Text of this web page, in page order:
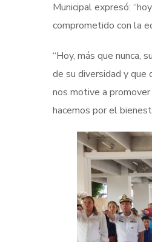
Municipal expresó:
comprometido con la
“Hoy, más que nunca,
de su diversidad y que
nos motive a
hacemos por el